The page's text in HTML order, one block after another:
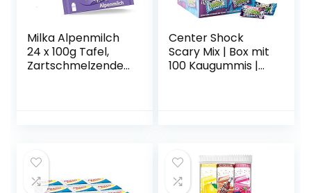
Milka Alpenmilch
24 x 100g Tafel,
Zartschmelzende
Center Shock
Scary Mix | Box mit
100 Kaugummis |